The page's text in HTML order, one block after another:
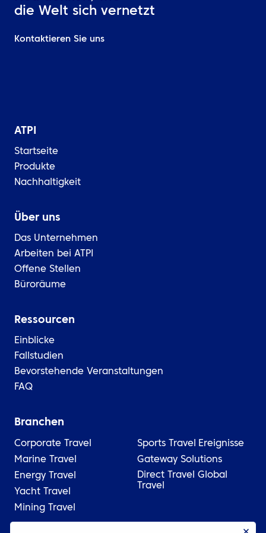
die Welt sich vernetzt
Kontaktieren Sie uns
ATPI
Startseite
Produkte
Nachhaltigkeit
Über uns
Das Unternehmen
Arbeiten bei ATPI
Offene Stellen
Büroräume
Ressourcen
Einblicke
Fallstudien
Bevorstehende Veranstaltungen
FAQ
Branchen
Corporate Travel
Marine Travel
Energy Travel
Yacht Travel
Mining Travel
Sports Travel
Ereignisse
Gateway Solutions
Direct Travel Global
Travel